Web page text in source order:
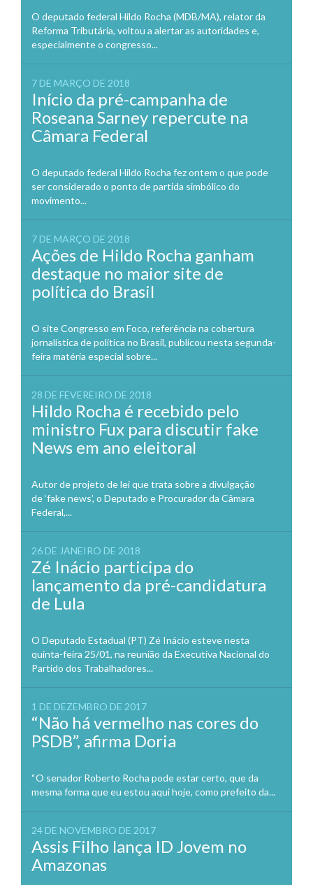
O deputado federal Hildo Rocha (MDB/MA), relator da
Reforma Tributária, voltou a alertar as autoridades e,
especialmente o congresso...
7 DE MARÇO DE 2018
Início da pré-campanha de
Roseana Sarney repercute na
Câmara Federal
O deputado federal Hildo Rocha fez ontem o que pode
ser considerado o ponto de partida simbólico do
movimento...
7 DE MARÇO DE 2018
Ações de Hildo Rocha ganham
destaque no maior site de
política do Brasil
O site Congresso em Foco, referência na cobertura
jornalística de política no Brasil, publicou nesta segunda-
feira matéria especial sobre...
28 DE FEVEREIRO DE 2018
Hildo Rocha é recebido pelo
ministro Fux para discutir fake
News em ano eleitoral
Autor de projeto de lei que trata sobre a divulgação
de ‘fake news’, o Deputado e Procurador da Câmara
Federal,...
26 DE JANEIRO DE 2018
Zé Inácio participa do
lançamento da pré-candidatura
de Lula
O Deputado Estadual (PT) Zé Inácio esteve nesta
quinta-feira 25/01, na reunião da Executiva Nacional do
Partido dos Trabalhadores...
1 DE DEZEMBRO DE 2017
“Não há vermelho nas cores do
PSDB”, afirma Doria
“O senador Roberto Rocha pode estar certo, que da
mesma forma que eu estou aqui hoje, como prefeito da...
24 DE NOVEMBRO DE 2017
Assis Filho lança ID Jovem no
Amazonas